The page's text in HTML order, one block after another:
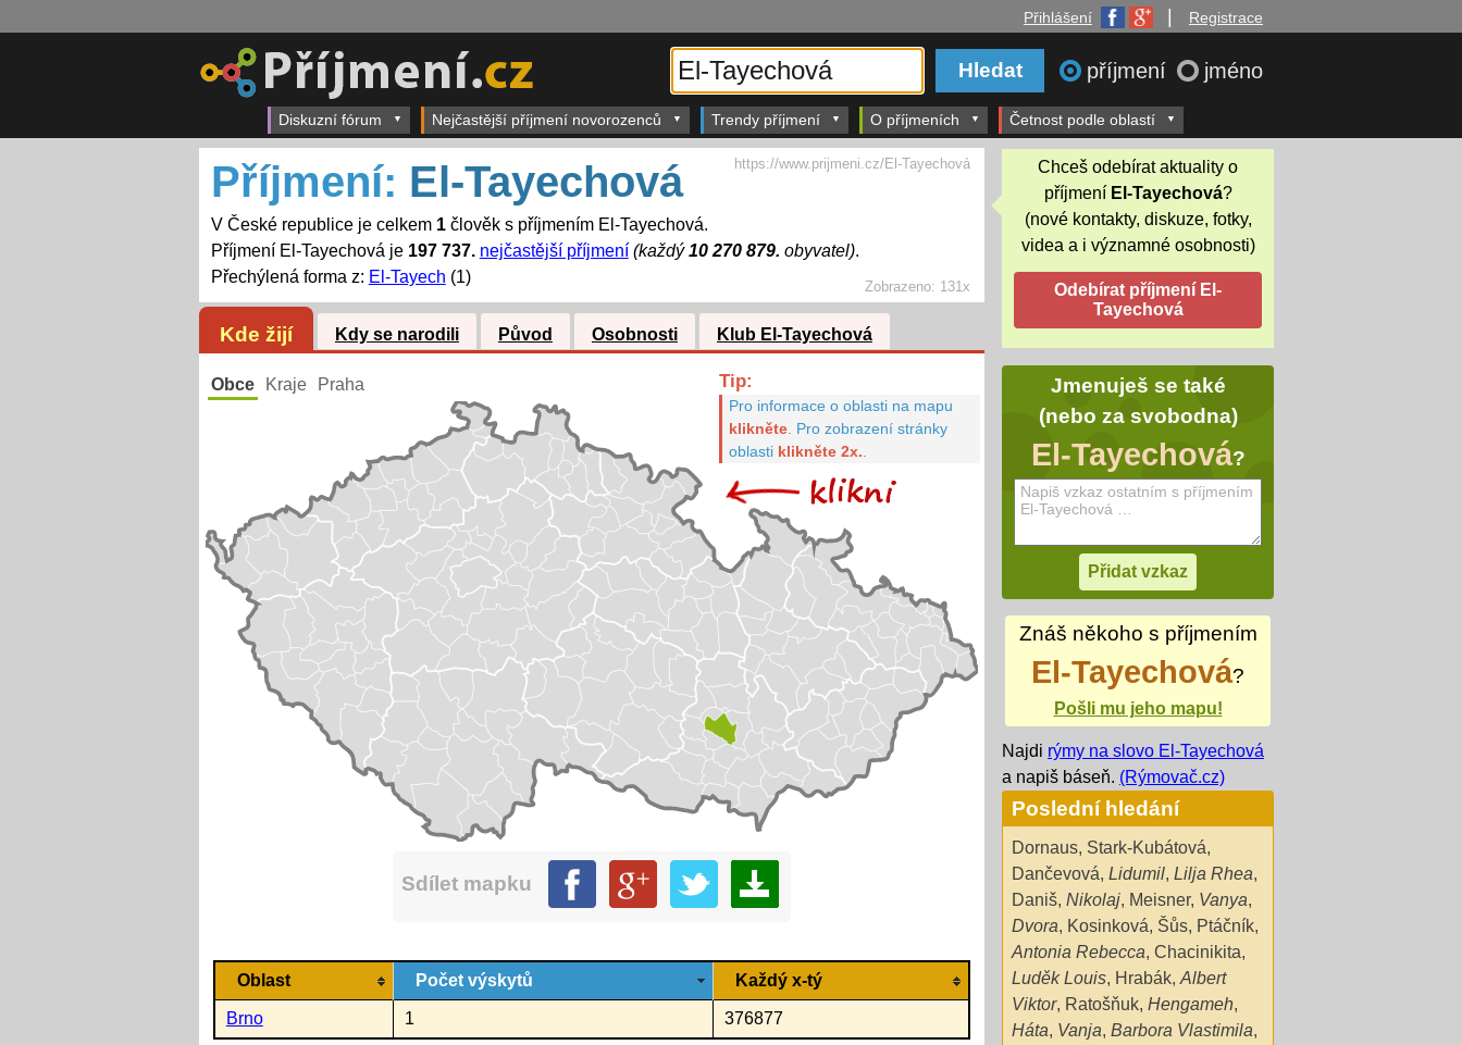
Přihlášení Registrace
příjmení jméno
Diskuzní fórum Nejčastější příjmení novorozenců Trendy příjmení O příjmeních Četnost podle oblastí
Zobrazeno: 131x
Příjmení: El-Tayechová
V České republice je celkem 1člověk s příjmením El-Tayechová.
Příjmení El-Tayechová je 197 737. nejčastější příjmení (každý10 270 879. obyvatel).
Přechýlená forma z: El-Tayech (1)
https://www.prijmeni.cz/El-Tayechová
Kde žijí Kdy se narodili Původ Osobnosti Klub El-Tayechová
Obce Kraje Praha Tip:
Pro informace o oblasti na mapu
klikněte. Pro zobrazení stránky
oblasti klikněte 2x.
Sdílet mapku
Oblast Počet výskytů Každý x-tý
Brno 1 376877
Chceš odebírat aktuality o
příjmení El-Tayechová?
(nové kontakty, diskuze, fotky,
videa a i významné osobnosti)
Jmenuješ se také
(nebo za svobodna)
El-Tayechová?
Znáš někoho s příjmením
El-Tayechová?
Pošli mu jeho mapu!
Najdi rýmy na slovo El-Tayechová
a napiš báseň. (Rýmovač.cz)
Poslední hledání
Dornaus, Stark-Kubátová,
Dančevová, Lidumil, Lilja Rhea,
Daniš, Nikolaj, Meisner, Vanya,
Dvora, Kosinková, Šůs, Ptáčník,
Antonia Rebecca, Chacinikita,
Luděk Louis, Hrabák, Albert
Viktor, Ratošňuk, Hengameh,
Háta, Vanja, Barbora Vlastimila,